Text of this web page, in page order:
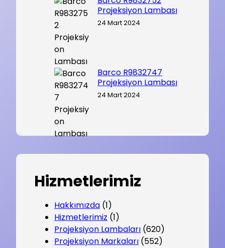
Projeksiyon Lambası
24 Mart 2024
Barco R9832747
Projeksiyon Lambası
24 Mart 2024
Hizmetlerimiz
Hakkımızda (1)
Hizmetlerimiz (1)
Projeksiyon Lambaları (620)
Projeksiyon Markaları (552)